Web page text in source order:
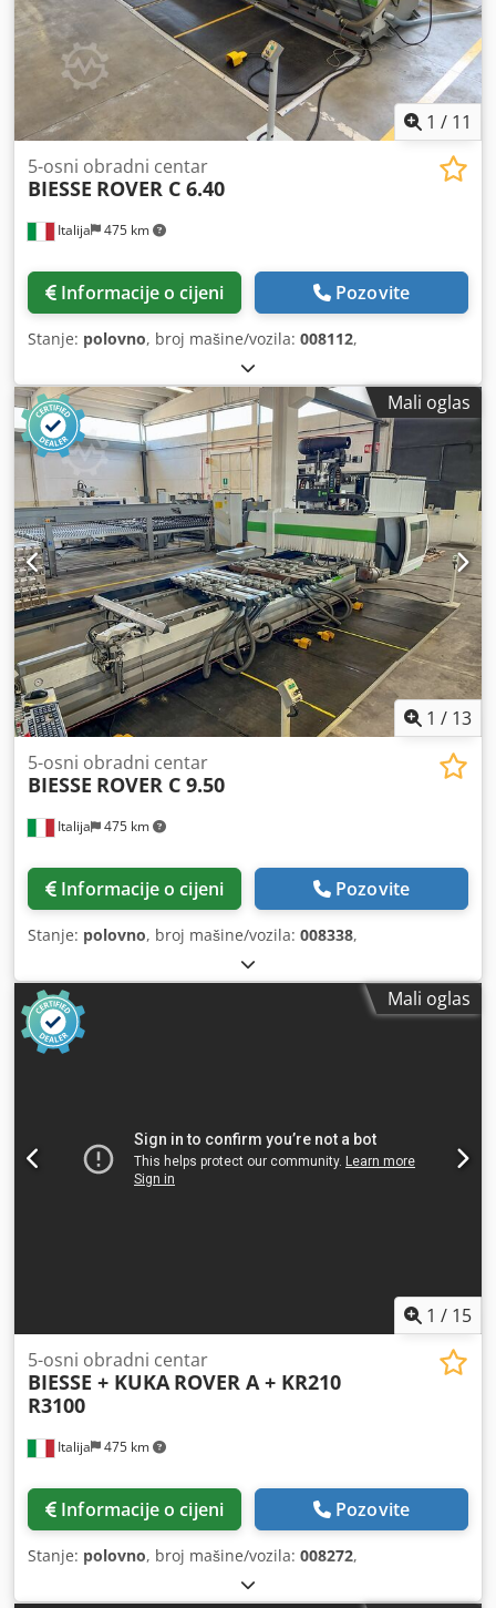
1 / 11
Italija 475 km
5-osni obradni centar
BIESSE ROVER C 6.40
Informacije o cijeni Pozovite
Stanje: polovno, broj mašine/vozila: 008112,
Mali oglas
1 / 13
Italija 475 km
5-osni obradni centar
BIESSE ROVER C 9.50
Informacije o cijeni Pozovite
Stanje: polovno, broj mašine/vozila: 008338,
Mali oglas
1 / 15
Italija 475 km
5-osni obradni centar
BIESSE + KUKA ROVER A + KR210
R3100
Informacije o cijeni Pozovite
Stanje: polovno, broj mašine/vozila: 008272,